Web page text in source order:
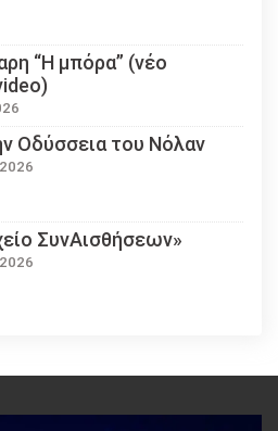
“Η μπόρα” (νέο
Οδύσσεια του Νόλαν
ΣυνΑισθήσεων»